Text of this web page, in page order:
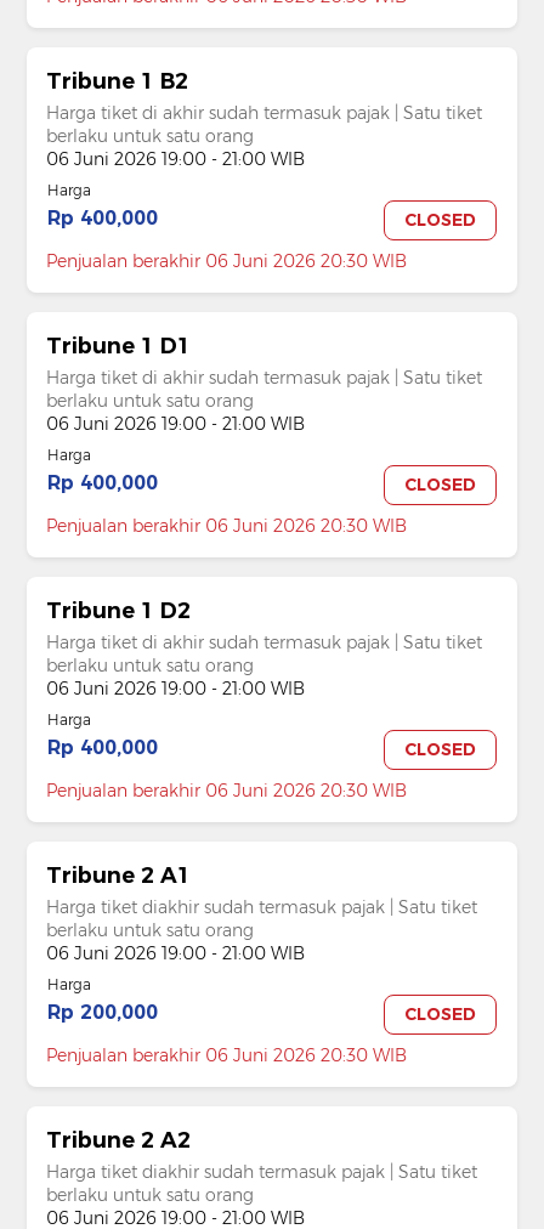
Tribune 1 B2
Harga tiket di akhir sudah termasuk pajak | Satu tiket
berlaku untuk satu orang
06 Juni 2026 19:00 - 21:00 WIB
Harga
Rp 400,000
CLOSED
Penjualan berakhir 06 Juni 2026 20:30 WIB
Tribune 1 D1
Harga tiket di akhir sudah termasuk pajak | Satu tiket
berlaku untuk satu orang
06 Juni 2026 19:00 - 21:00 WIB
Harga
Rp 400,000
CLOSED
Penjualan berakhir 06 Juni 2026 20:30 WIB
Tribune 1 D2
Harga tiket di akhir sudah termasuk pajak | Satu tiket
berlaku untuk satu orang
06 Juni 2026 19:00 - 21:00 WIB
Harga
Rp 400,000
CLOSED
Penjualan berakhir 06 Juni 2026 20:30 WIB
Tribune 2 A1
Harga tiket diakhir sudah termasuk pajak | Satu tiket
berlaku untuk satu orang
06 Juni 2026 19:00 - 21:00 WIB
Harga
Rp 200,000
CLOSED
Penjualan berakhir 06 Juni 2026 20:30 WIB
Tribune 2 A2
Harga tiket diakhir sudah termasuk pajak | Satu tiket
berlaku untuk satu orang
06 Juni 2026 19:00 - 21:00 WIB